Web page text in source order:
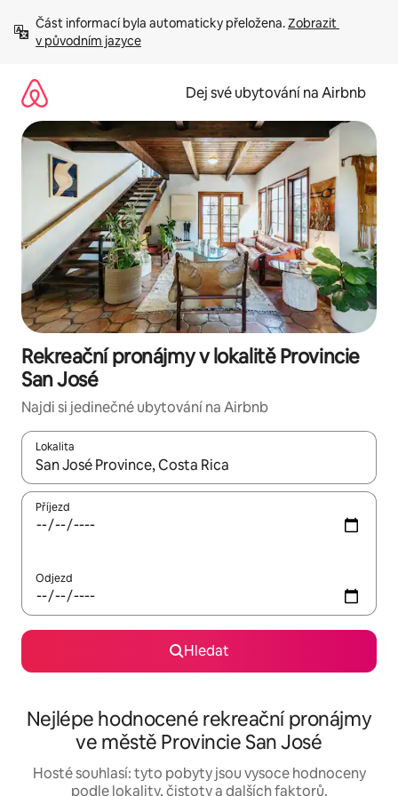
obsah
Část informací byla automaticky přeložena. Zobrazit
v původním jazyce
Dej své ubytování na Airbnb
Rekreační pronájmy v lokalitě Provincie
San José
Najdi si jedinečné ubytování na Airbnb
Lokalita
Až budou výsledky k dispozici, můžeš si je procházet pomocí
Příjezd
Odjezd
Hledat
Nejlépe hodnocené rekreační pronájmy
ve městě Provincie San José
Hosté souhlasí: tyto pobyty jsou vysoce hodnoceny
podle lokality, čistoty a dalších faktorů.